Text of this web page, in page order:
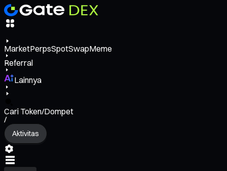
MarketPerpsSpotSwapMeme
Referral
Lainnya
Cari Token/Dompet
/
Aktivitas